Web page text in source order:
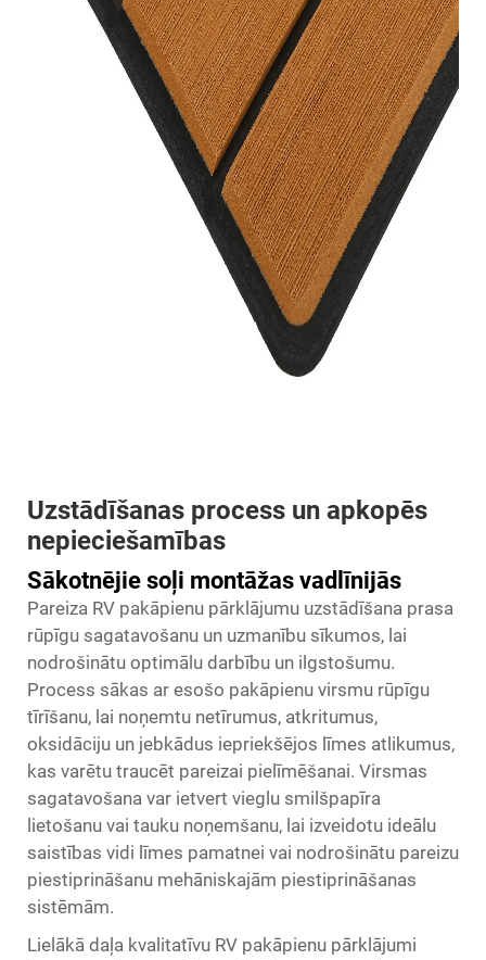
Uzstādīšanas process un apkopēs
nepieciešamības
Sākotnējie soļi montāžas vadlīnijās
Pareiza RV pakāpienu pārklājumu uzstādīšana prasa
rūpīgu sagatavošanu un uzmanību sīkumos, lai
nodrošinātu optimālu darbību un ilgstošumu.
Process sākas ar esošo pakāpienu virsmu rūpīgu
tīrīšanu, lai noņemtu netīrumus, atkritumus,
oksidāciju un jebkādus iepriekšējos līmes atlikumus,
kas varētu traucēt pareizai pielīmēšanai. Virsmas
sagatavošana var ietvert vieglu smilšpapīra
lietošanu vai tauku noņemšanu, lai izveidotu ideālu
saistības vidi līmes pamatnei vai nodrošinātu pareizu
piestiprināšanu mehāniskajām piestiprināšanas
sistēmām.
Lielākā daļa kvalitatīvu RV pakāpienu pārklājumi